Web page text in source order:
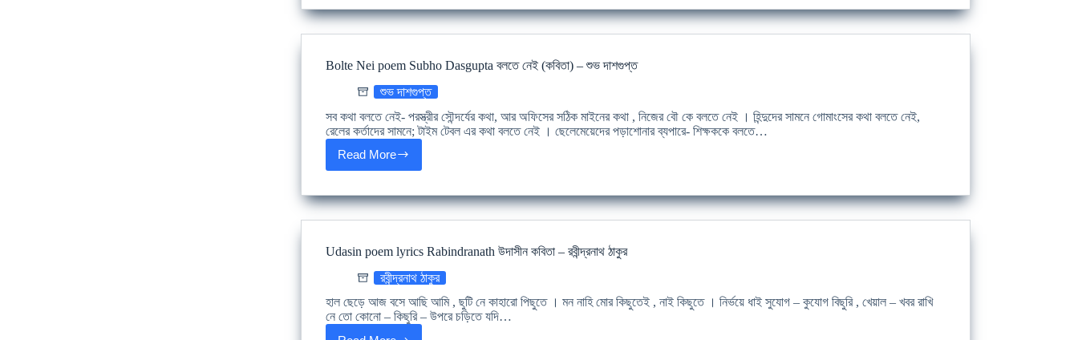
স্ববিরোধী
গুণ
Bolte Nei poem Subho Dasgupta বলতে নেই (কবিতা) – শুভ দাশগুপ্ত
শুভ দাশগুপ্ত
সব কথা বলতে নেই- পরস্ত্রীর সৌন্দর্যের কথা, আর অফিসের সঠিক মাইনের কথা , নিজের বৌ কে বলতে নেই । হিন্দুদের সামনে গোমাংসের কথা বলতে নেই,
রেলের কর্তাদের সামনে; টাইম টেবল এর কথা বলতে নেই । ছেলেমেয়েদের পড়াশোনার ব্যপারে- শিক্ষককে বলতে…
Read More
Bolte
Nei
Subho
(কবিতা)
–
শুভ
দাশগুপ্ত
Udasin poem lyrics Rabindranath উদাসীন কবিতা – রবীন্দ্রনাথ ঠাকুর
রবীন্দ্রনাথ ঠাকুর
হাল ছেড়ে আজ বসে আছি আমি , ছুটি নে কাহারো পিছুতে । মন নাহি মোর কিছুতেই , নাই কিছুতে । নির্ভয়ে ধাই সুযোগ – কুযোগ বিছুরি , খেয়াল – খবর রাখি
নে তো কোনো – কিছুরি – উপরে চড়িতে যদি…